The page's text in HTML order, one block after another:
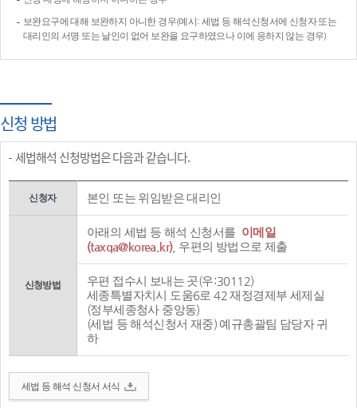
보완요구에 대해 보완하지 아니한 경우(예시: 세법 등 해석신청서에 신청자 또는
대리인의 서명 또는 날인이 없어 보완을 요구하였으나 이에 응하지 않는 경우)
신청 방법
세법해석 신청방법은 다음과 같습니다.
신청자 본인 또는 위임받은 대리인
신청방법
아래의 세법 등 해석 신청서를 이메일
(taxqa@korea.kr), 우편의 방법으로 제출
우편 접수시 보내는 곳(우:30112)
세종특별자치시 도움6로 42 재정경제부 세제실
(정부세종청사 중앙동)
(세법 등 해석신청서 재중) 예규총괄팀 담당자 귀
하
세법 등 해석 신청서 서식